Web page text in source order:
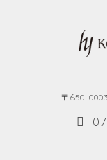
〒650-